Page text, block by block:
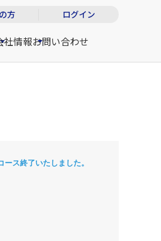
方 ログイン
社情報お問い合わせ
ース終了いたしました。